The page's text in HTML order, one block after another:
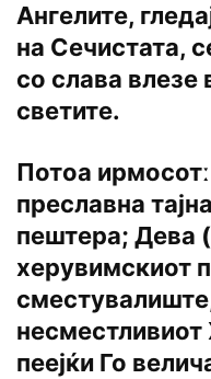
Ангелите,
на Сечистата,
со слава
светите.
Потоа
преславна
пештера; Дева
херувимскиот
несместливиот
пеејќи Го